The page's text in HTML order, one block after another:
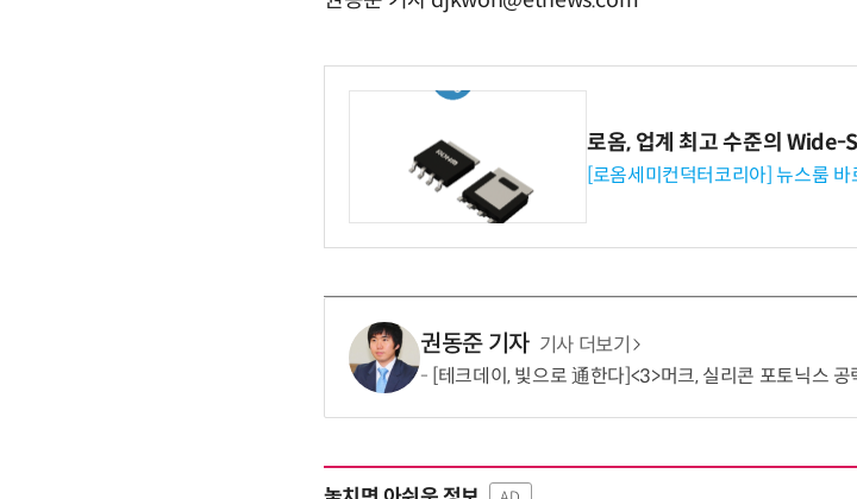
로옴, 업계 최고 수준의 Wide-
[로옴세미컨덕터코리아] 뉴스룸 바
권동준 기자 기사 더보기
[테크데이, 빛으로 通한다]<3>머크, 실리콘 포토닉스